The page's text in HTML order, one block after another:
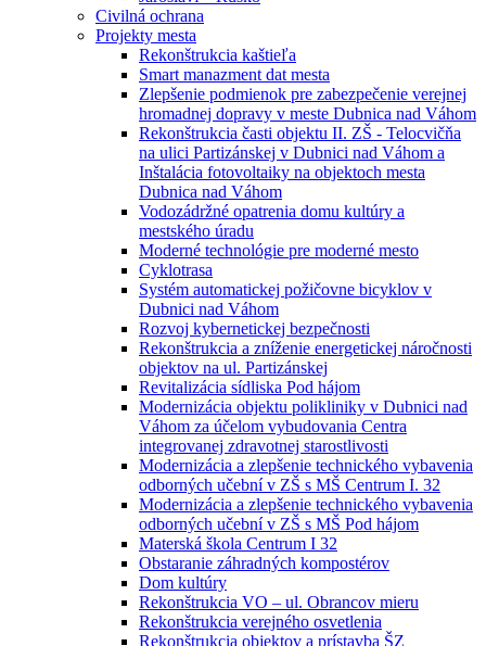
Civilná ochrana
Projekty mesta
Rekonštrukcia kaštieľa
Smart manazment dat mesta
Zlepšenie podmienok pre zabezpečenie verejnej
hromadnej dopravy v meste Dubnica nad Váhom
Rekonštrukcia časti objektu II. ZŠ - Telocvičňa
na ulici Partizánskej v Dubnici nad Váhom a
Inštalácia fotovoltaiky na objektoch mesta
Dubnica nad Váhom
Vodozádržné opatrenia domu kultúry a
mestského úradu
Moderné technológie pre moderné mesto
Cyklotrasa
Systém automatickej požičovne bicyklov v
Dubnici nad Váhom
Rozvoj kybernetickej bezpečnosti
Rekonštrukcia a zníženie energetickej náročnosti
objektov na ul. Partizánskej
Revitalizácia sídliska Pod hájom
Modernizácia objektu polikliniky v Dubnici nad
Váhom za účelom vybudovania Centra
integrovanej zdravotnej starostlivosti
Modernizácia a zlepšenie technického vybavenia
odborných učební v ZŠ s MŠ Centrum I. 32
Modernizácia a zlepšenie technického vybavenia
odborných učební v ZŠ s MŠ Pod hájom
Materská škola Centrum I 32
Obstaranie záhradných kompostérov
Dom kultúry
Rekonštrukcia VO – ul. Obrancov mieru
Rekonštrukcia verejného osvetlenia
Rekonštrukcia objektov a prístavba ŠZ